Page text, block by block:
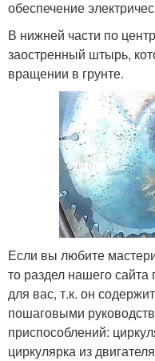
обеспечение
В нижней части по
заостренный штырь,
вращении в грунте.
Если вы любите
то раздел нашего сайта
для вас, т.к. он
пошаговыми
приспособлений:
циркулярка из